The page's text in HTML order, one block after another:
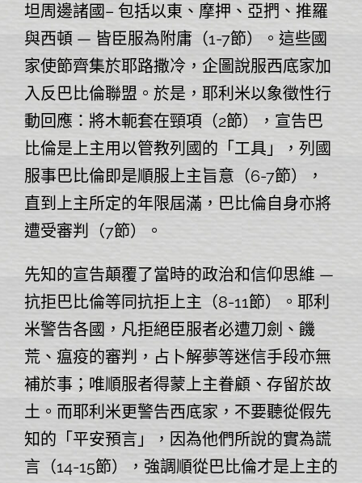
坦周邊諸國– 包括以東、摩押、亞捫、推羅
與西頓 — 皆臣服為附庸（1-7節）。這些國
家使節齊集於耶路撒冷，企圖說服西底家加
入反巴比倫聯盟。於是，耶利米以象徵性行
動回應：將木軛套在頸項（2節），宣告巴
比倫是上主用以管教列國的「工具」，列國
服事巴比倫即是順服上主旨意（6-7節），
直到上主所定的年限屆滿，巴比倫自身亦將
遭受審判（7節）。
先知的宣告顛覆了當時的政治和信仰思維 —
抗拒巴比倫等同抗拒上主（8-11節）。耶利
米警告各國，凡拒絕臣服者必遭刀劍、饑
荒、瘟疫的審判，占卜解夢等迷信手段亦無
補於事；唯順服者得蒙上主眷顧、存留於故
土。而耶利米更警告西底家，不要聽從假先
知的「平安預言」，因為他們所說的實為謊
言（14-15節），強調順從巴比倫才是上主的